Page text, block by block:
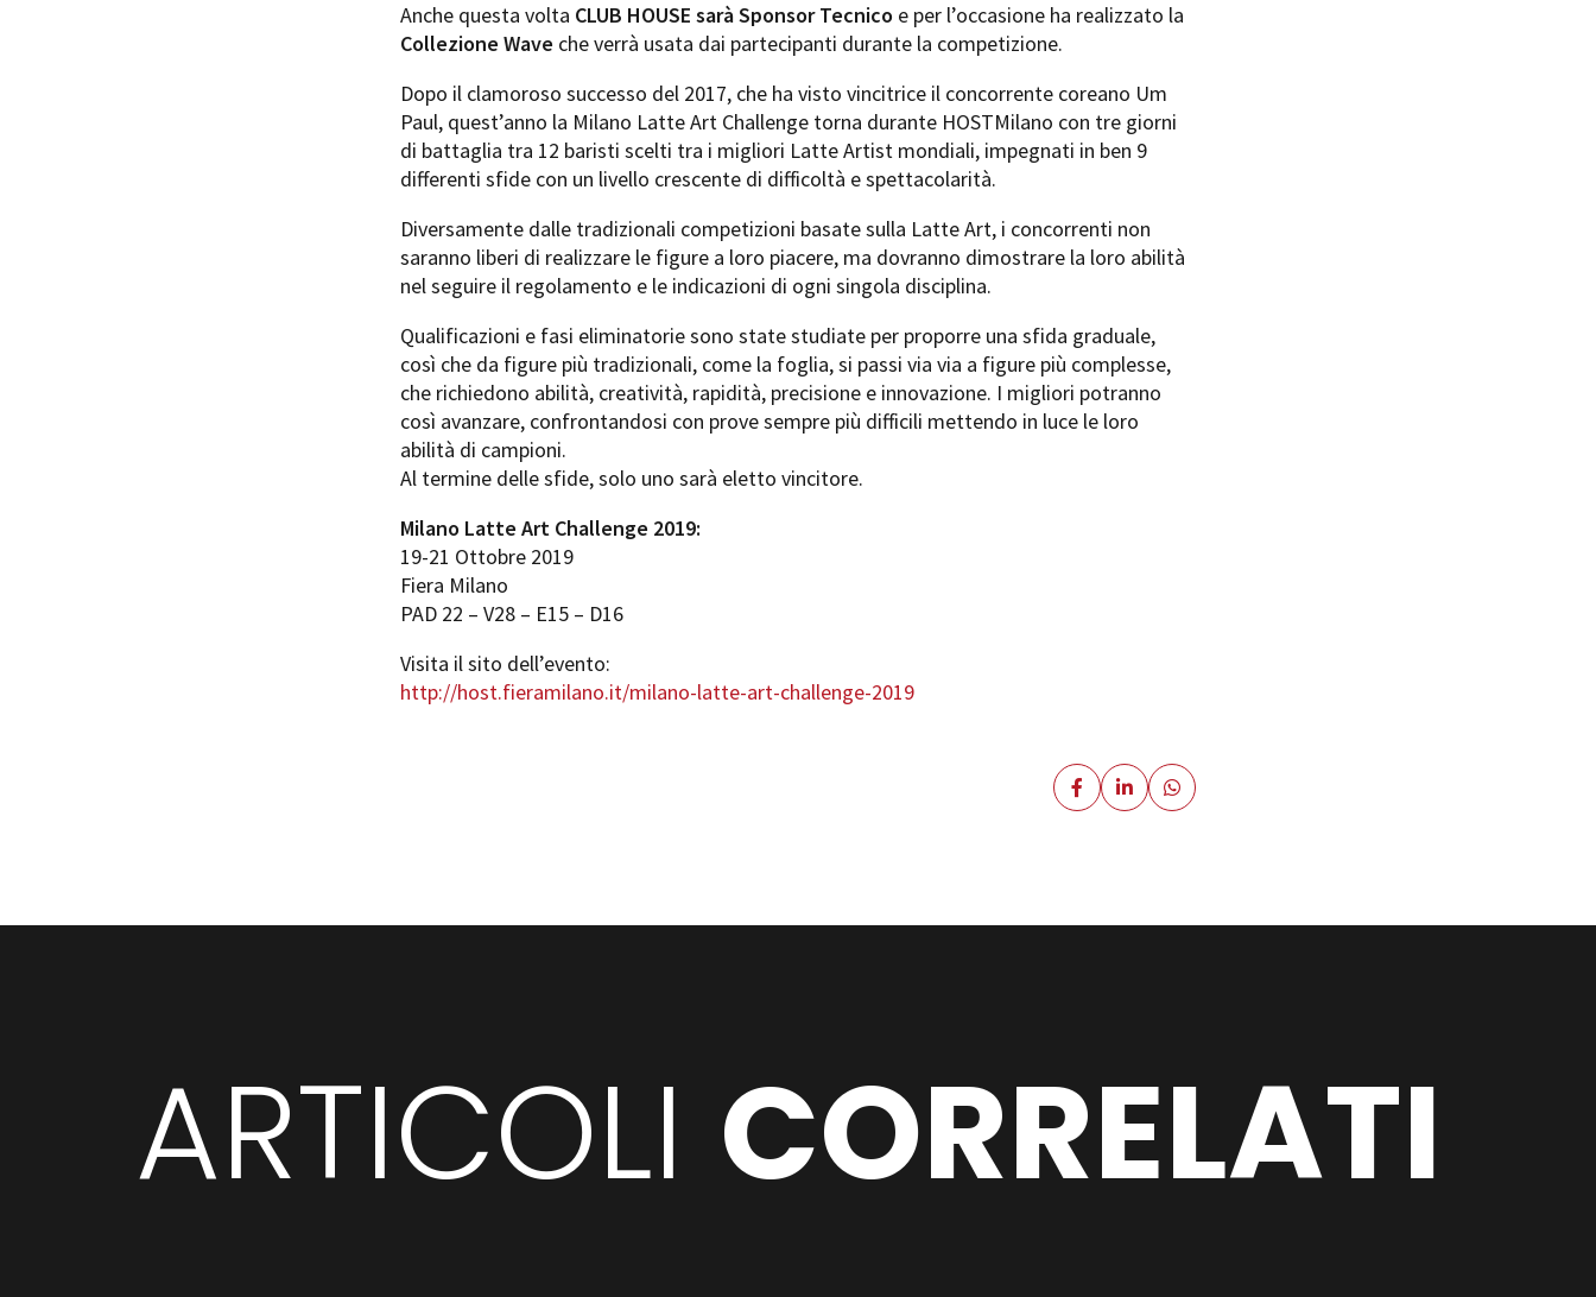
Anche questa volta CLUB HOUSE sarà Sponsor Tecnico e per l’occasione ha realizzato la
Collezione Wave che verrà usata dai partecipanti durante la competizione.
Dopo il clamoroso successo del 2017, che ha visto vincitrice il concorrente coreano Um
Paul, quest’anno la Milano Latte Art Challenge torna durante HOSTMilano con tre giorni
di battaglia tra 12 baristi scelti tra i migliori Latte Artist mondiali, impegnati in ben 9
differenti sfide con un livello crescente di difficoltà e spettacolarità.
Diversamente dalle tradizionali competizioni basate sulla Latte Art, i concorrenti non
saranno liberi di realizzare le figure a loro piacere, ma dovranno dimostrare la loro abilità
nel seguire il regolamento e le indicazioni di ogni singola disciplina.
Qualificazioni e fasi eliminatorie sono state studiate per proporre una sfida graduale,
così che da figure più tradizionali, come la foglia, si passi via via a figure più complesse,
che richiedono abilità, creatività, rapidità, precisione e innovazione. I migliori potranno
così avanzare, confrontandosi con prove sempre più difficili mettendo in luce le loro
abilità di campioni.
Al termine delle sfide, solo uno sarà eletto vincitore.
Milano Latte Art Challenge 2019:
19-21 Ottobre 2019
Fiera Milano
PAD 22 – V28 – E15 – D16
Visita il sito dell’evento:
http://host.fieramilano.it/milano-latte-art-challenge-2019
ARTICOLI CORRELATI